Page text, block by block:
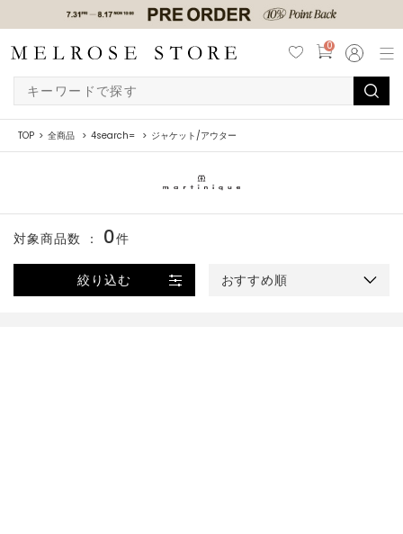
0
TOP 全商品 4search= ジャケット/アウター
絞り込む おすすめ順
対象商品数 ： 0件